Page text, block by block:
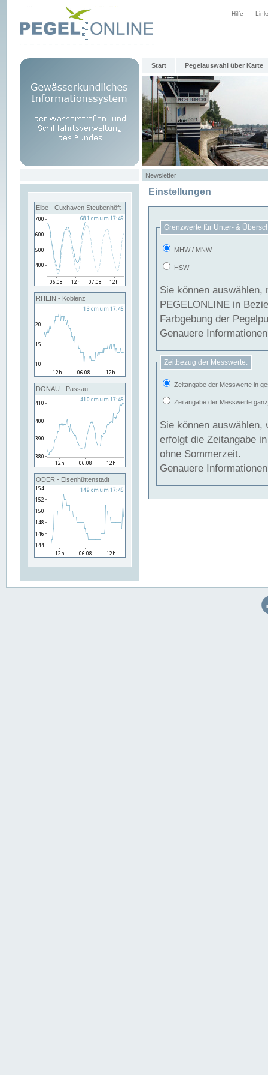
Hilfe
Start Pegelauswahl über Karte
Newsletter
Elbe - Cuxhaven Steubenhöft
RHEIN - Koblenz
DONAU - Passau
ODER - Eisenhüttenstadt
Einstellungen
Grenzwerte für Unter- &
MHW / MNW
HSW
Sie können
PEGELONLINE in Beziehung
Farbgebung der
Genauere
Zeitbezug der Messwerte:
Zeitangabe der Messwerte in
Zeitangabe der Messwerte
Sie können auswählen,
erfolgt die Zeitangabe
ohne Sommerzeit.
Genauere